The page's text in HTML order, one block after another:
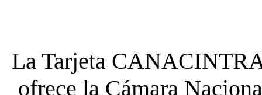
La Tarjeta
ofrece la Cámara